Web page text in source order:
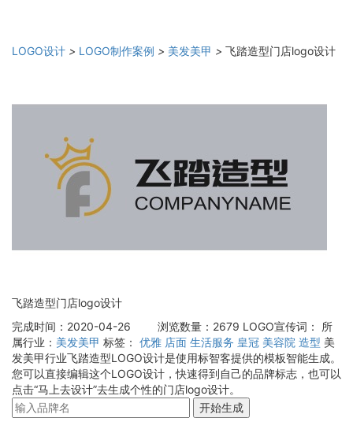
LOGO设计 > LOGO制作案例 > 美发美甲 > 飞踏造型门店logo设计
飞踏造型门店logo设计
完成时间：2020-04-26
浏览数量：2679 LOGO宣传词：
所
属行业： 美发美甲 标签： 优雅 店面 生活服务 皇冠 美容院 造型 美
发美甲行业飞踏造型LOGO设计是使用标智客提供的模板智能生成。
您可以直接编辑这个LOGO设计，快速得到自己的品牌标志，也可以
点击“马上去设计”去生成个性的门店logo设计。
开始生成